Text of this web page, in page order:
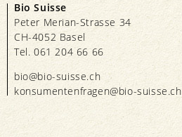
Bio Suisse
Peter Merian-Strasse 34
CH-4052 Basel
Tel. 061 204 66 66
bio@bio-suisse.ch
konsumentenfragen@bio-suisse.ch